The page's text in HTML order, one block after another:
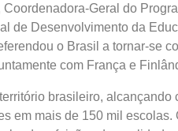
Geral do
de Desenvolvimento da
o Brasil a tornar-se
com França e
brasileiro, alcançando
em mais de 150 mil escolas.